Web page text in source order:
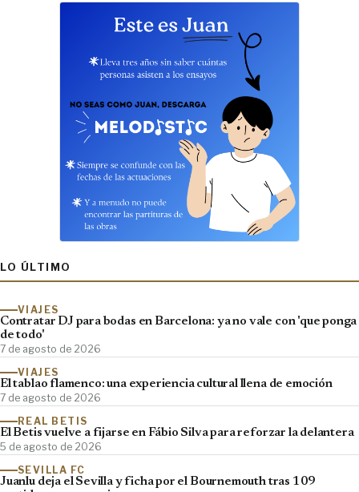
LO ÚLTIMO
VIAJES
Contratar DJ para bodas en Barcelona: ya no vale con 'que ponga
de todo'
7 de agosto de 2026
VIAJES
El tablao flamenco: una experiencia cultural llena de emoción
7 de agosto de 2026
REAL BETIS
El Betis vuelve a fijarse en Fábio Silva para reforzar la delantera
5 de agosto de 2026
SEVILLA FC
Juanlu deja el Sevilla y ficha por el Bournemouth tras 109